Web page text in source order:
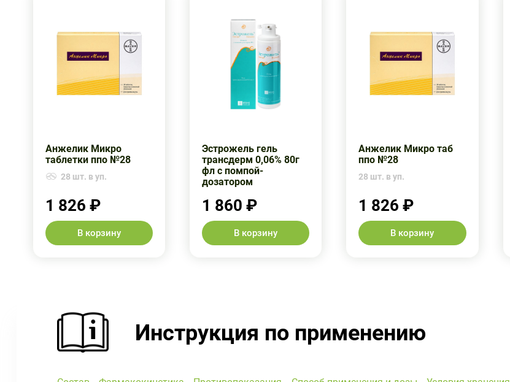
Анжелик Микро
таблетки ппо №28
28 шт. в уп.
1 826 ₽
В корзину
Эстрожель гель
трансдерм 0,06% 80г
фл с помпой-
дозатором
1 860 ₽
В корзину
Анжелик Микро таб
ппо №28
28 шт. в уп.
1 826 ₽
В корзину
Инструкция по применению